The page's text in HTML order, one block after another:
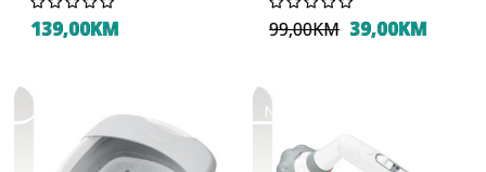
139,00KM 99,00KM 39,00KM
NOVO U PONUDI